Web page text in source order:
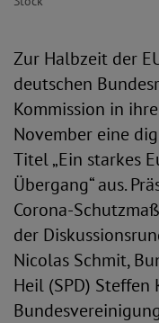
Zur Halbzeit der
deutschen
Kommission in
November eine
Titel „Ein starkes
Übergang“ aus.
Corona-
der
Nicolas Schmit,
Heil (SPD) Steffen